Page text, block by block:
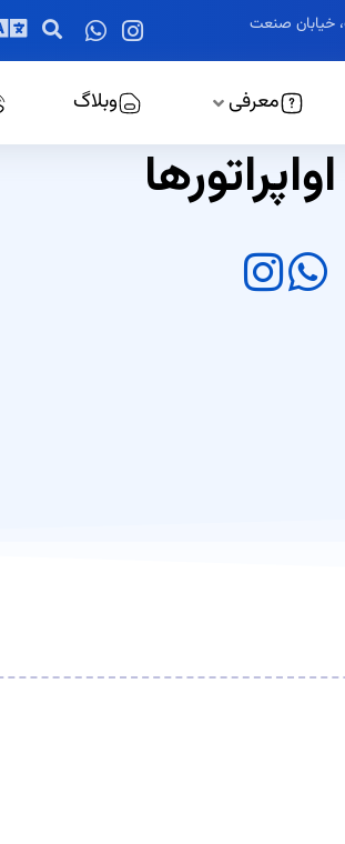
خیابان صنعت
معرفی وبلاگ